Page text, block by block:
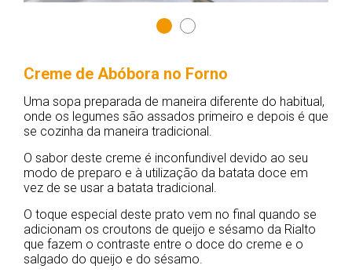
Creme de Abóbora no Forno
Uma sopa preparada de maneira diferente do habitual,
onde os legumes são assados primeiro e depois é que
se cozinha da maneira tradicional.
O sabor deste creme é inconfundivel devido ao seu
modo de preparo e à utilização da batata doce em
vez de se usar a batata tradicional.
O toque especial deste prato vem no final quando se
adicionam os croutons de queijo e sésamo da Rialto
que fazem o contraste entre o doce do creme e o
salgado do queijo e do sésamo.